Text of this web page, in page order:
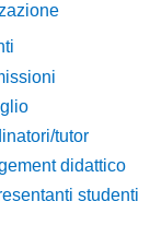
tutor
didattico
studenti